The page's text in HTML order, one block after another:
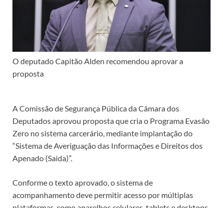
O deputado Capitão Alden recomendou aprovar a
proposta
A Comissão de Segurança Pública da Câmara dos
Deputados aprovou proposta que cria o Programa Evasão
Zero no sistema carcerário, mediante implantação do
“Sistema de Averiguação das Informações e Direitos dos
Apenado (Saida)”.
Conforme o texto aprovado, o sistema de
acompanhamento deve permitir acesso por múltiplas